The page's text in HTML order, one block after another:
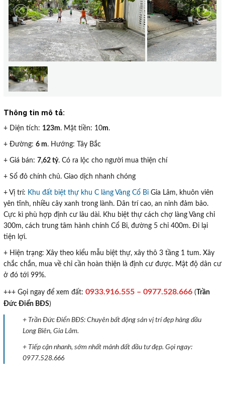
Thông tin mô tả:
+ Diện tích: 123m. Mặt tiền: 10m.
+ Đường: 6 m. Hướng: Tây Bắc
+ Giá bán: 7,62 tỷ. Có ra lộc cho người mua thiện chí
+ Sổ đỏ chính chủ. Giao dịch nhanh chóng
+ Vị trí: Khu đất biệt thự khu C làng Vàng Cổ Bi Gia Lâm, khuôn viên
yên tĩnh, nhiều cây xanh trong lành. Dân trí cao, an ninh đảm bảo.
Cực kì phù hợp định cư lâu dài. Khu biệt thự cách chợ làng Vàng chỉ
300m, cách trung tâm hành chính Cổ Bi, đường 5 chỉ 400m. Đi lại
tiện lợi.
+ Hiện trạng: Xây theo kiểu mẫu biệt thự, xây thô 3 tầng 1 tum. Xây
chắc chắn, mua về chỉ cần hoàn thiện là định cư được. Mật độ dân cư
ở đó tới 99%.
+++ Gọi ngay để xem đất: 0933.916.555 – 0977.528.666 ( Trần
Đức Điển BĐS)
+ Trần Đức Điển BĐS: Chuyên bất động sản vị trí đẹp hàng đầu
Long Biên, Gia Lâm.
+ Tiếp cận nhanh, sớm nhất mảnh đất đầu tư đẹp. Gọi ngay:
0977.528.666